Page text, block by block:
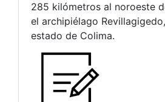
285 kilómetros al noroeste
el archipiélago
estado de Colima.